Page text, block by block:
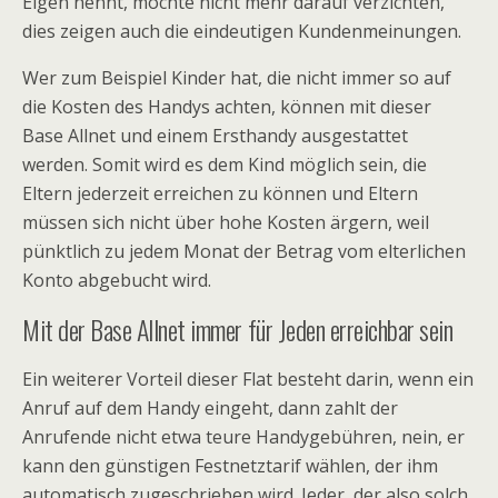
dies zeigen auch die eindeutigen Kundenmeinungen.
Wer zum Beispiel Kinder hat, die nicht immer so auf
die Kosten des Handys achten, können mit dieser
Base Allnet und einem Ersthandy ausgestattet
werden. Somit wird es dem Kind möglich sein, die
Eltern jederzeit erreichen zu können und Eltern
müssen sich nicht über hohe Kosten ärgern, weil
pünktlich zu jedem Monat der Betrag vom elterlichen
Konto abgebucht wird.
Mit der Base Allnet immer für Jeden erreichbar sein
Ein weiterer Vorteil dieser Flat besteht darin, wenn ein
Anruf auf dem Handy eingeht, dann zahlt der
Anrufende nicht etwa teure Handygebühren, nein, er
kann den günstigen Festnetztarif wählen, der ihm